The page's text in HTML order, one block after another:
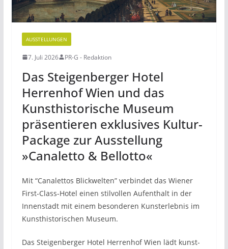
AUSSTELLUNGEN
7. Juli 2026 PR-G - Redaktion
Das Steigenberger Hotel
Herrenhof Wien und das
Kunsthistorische Museum
präsentieren exklusives Kultur-
Package zur Ausstellung
»Canaletto & Bellotto«
Mit “Canalettos Blickwelten” verbindet das Wiener
First-Class-Hotel einen stilvollen Aufenthalt in der
Innenstadt mit einem besonderen Kunsterlebnis im
Kunsthistorischen Museum.
Das Steigenberger Hotel Herrenhof Wien lädt kunst-